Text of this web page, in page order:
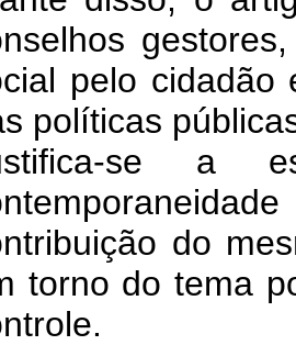
pelo cidadão
políticas
se a
do
torno do tema